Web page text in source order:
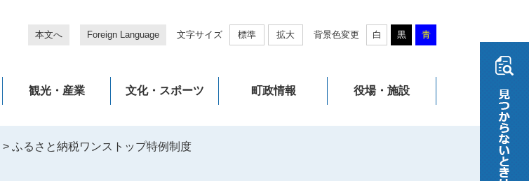
本文へ Foreign Language 文字サイズ 標準 拡大 背景色変更 白 黒 青
観光・産業 文化・スポーツ 町政情報 役場・施設
> ふるさと納税ワンストップ特例制度